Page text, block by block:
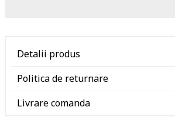
Detalii produs
Politica de returnare
Livrare comanda